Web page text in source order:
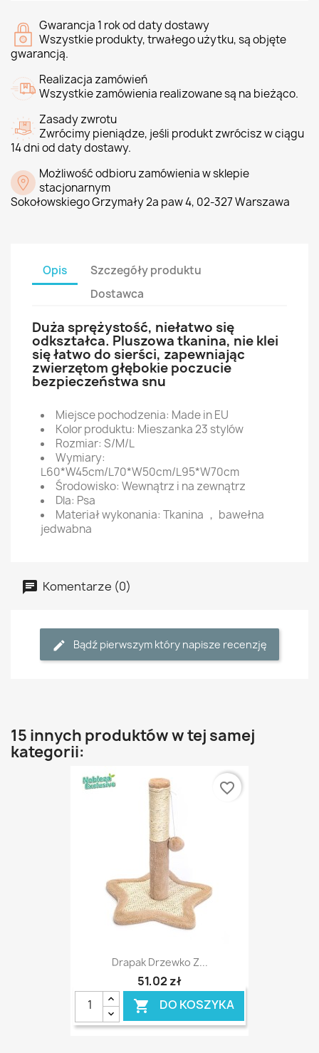
Gwarancja 1 rok od daty dostawy
Wszystkie produkty, trwałego użytku, są objęte
gwarancją.
Realizacja zamówień
Wszystkie zamówienia realizowane są na bieżąco.
Zasady zwrotu
Zwrócimy pieniądze, jeśli produkt zwrócisz w ciągu
14 dni od daty dostawy.
Możliwość odbioru zamówienia w sklepie
stacjonarnym
Sokołowskiego Grzymały 2a paw 4, 02-327 Warszawa
Opis
Szczegóły produktu
Dostawca
Duża sprężystość, niełatwo się
odkształca. Pluszowa tkanina, nie klei
się łatwo do sierści, zapewniając
zwierzętom głębokie poczucie
bezpieczeństwa snu
Miejsce pochodzenia: Made in EU
Kolor produktu: Mieszanka 23 stylów
Rozmiar: S/M/L
Wymiary:
L60*W45cm/L70*W50cm/L95*W70cm
Środowisko: Wewnątrz i na zewnątrz
Dla: Psa
Materiał wykonania: Tkanina ， bawełna
jedwabna
Komentarze (0)
Bądź pierwszym który napisze recenzję
15 innych produktów w tej samej
kategorii:
Drapak Drzewko Z...
51,02 zł
 DO KOSZYKA
favorite_border